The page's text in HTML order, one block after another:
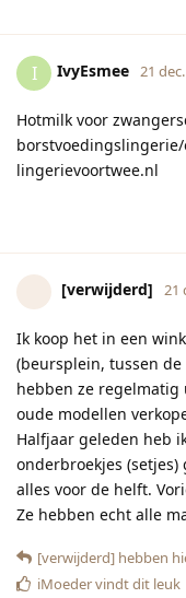
I IvyEsmee 21
Hotmilk voor
lingerievoortwee.nl
[verwijderd] 21
Ik koop het in een
(beursplein, tussen de
hebben ze
oude modellen
Halfjaar geleden heb
onderbroekjes (setjes)
alles voor de helft.
Ze hebben echt alle
[verwijderd] hebben
iMoedervindt dit leuk